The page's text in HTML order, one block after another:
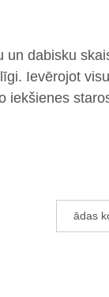
un dabisku
Ievērojot
iekšienes
ādas